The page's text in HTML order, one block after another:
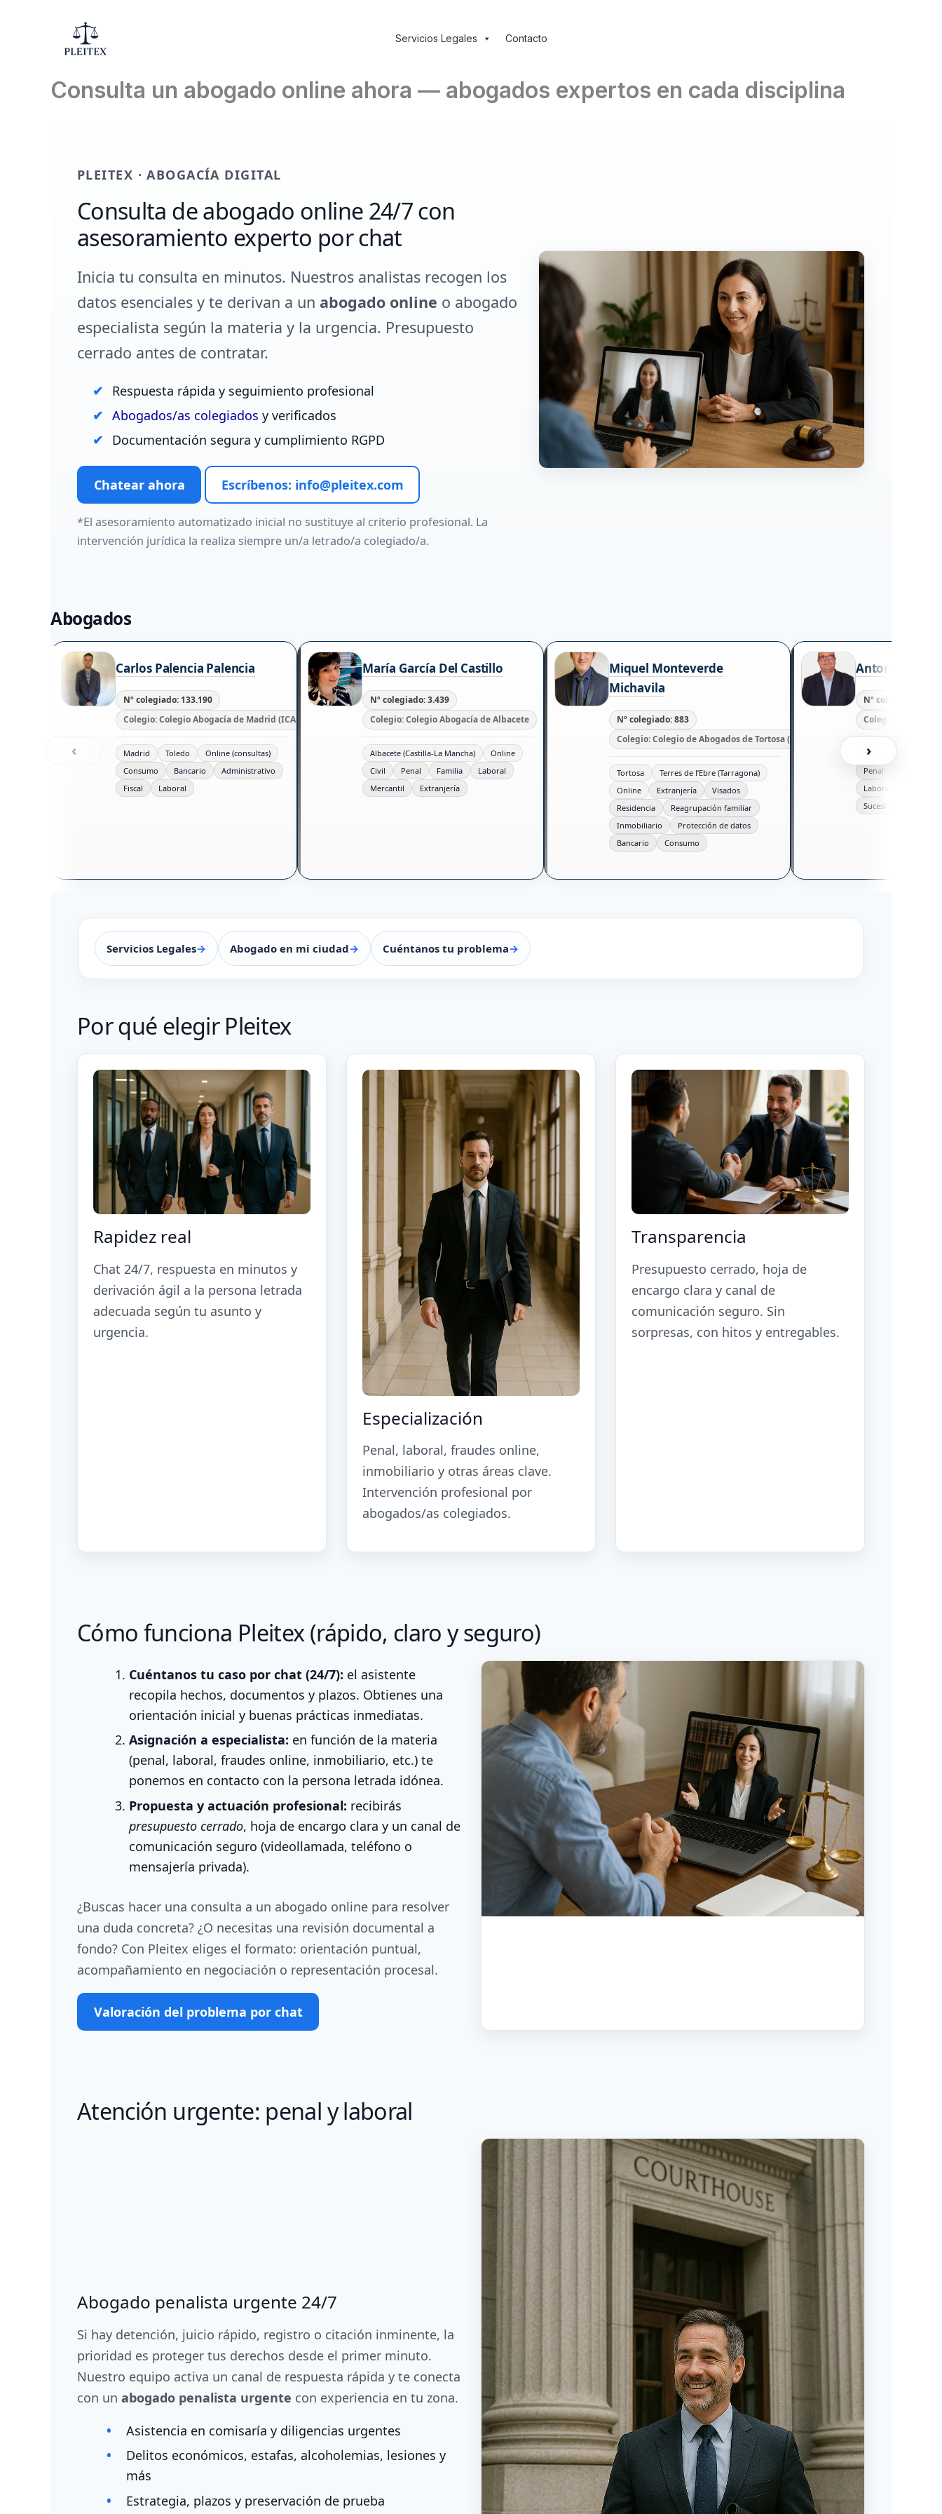
Servicios Legales Contacto
Consulta un abogado online ahora — abogados expertos en cada disciplina
PLEITEX · ABOGACÍA DIGITAL
Consulta de abogado online 24/7 con
asesoramiento experto por chat
Inicia tu consulta en minutos. Nuestros analistas recogen los
datos esenciales y te derivan a un abogado online o abogado
especialista según la materia y la urgencia. Presupuesto
cerrado antes de contratar.
Respuesta rápida y seguimiento profesional
Abogados/as colegiados y verificados
Documentación segura y cumplimiento RGPD
Chatear ahora Escríbenos: info@pleitex.com
*El asesoramiento automatizado inicial no sustituye al criterio profesional. La
intervención jurídica la realiza siempre un/a letrado/a colegiado/a.
Abogados
‹
Carlos Palencia Palencia
Nº colegiado: 133.190
Colegio: Colegio Abogacía de Madrid (ICAM)
Madrid Toledo
Online (consultas)
Consumo
Bancario
Administrativo
Fiscal
Laboral
María García Del Castillo
Nº colegiado: 3.439
Colegio: Colegio Abogacía de Albacete
Albacete (Castilla-La Mancha)
Online
Civil
Penal Familia
Laboral
Mercantil
Extranjería
Miquel Monteverde
Michavila
Nº colegiado: 883
Colegio: Colegio de Abogados de Tortosa (ICAATOR)
Tortosa
Terres de l’Ebre (Tarragona)
Online
Extranjería
Visados
Residencia
Reagrupación familiar
Inmobiliario
Protección de datos
Bancario
Consumo
Antonio Ruiz
Nº colegiado:
Colegio: Colegio
Madrid
Penal
Laboral
Sucesiones
›
Servicios Legales Abogado en mi ciudad Cuéntanos tu problema
Por qué elegir Pleitex
Rapidez real
Chat 24/7, respuesta en minutos y
derivación ágil a la persona letrada
adecuada según tu asunto y
urgencia.
Especialización
Penal, laboral, fraudes online,
inmobiliario y otras áreas clave.
Intervención profesional por
abogados/as colegiados.
Transparencia
Presupuesto cerrado, hoja de
encargo clara y canal de
comunicación seguro. Sin
sorpresas, con hitos y entregables.
Cómo funciona Pleitex (rápido, claro y seguro)
Cuéntanos tu caso por chat (24/7): el asistente
recopila hechos, documentos y plazos. Obtienes una
orientación inicial y buenas prácticas inmediatas.
Asignación a especialista: en función de la materia
(penal, laboral, fraudes online, inmobiliario, etc.) te
ponemos en contacto con la persona letrada idónea.
Propuesta y actuación profesional: recibirás
presupuesto cerrado, hoja de encargo clara y un canal de
comunicación seguro (videollamada, teléfono o
mensajería privada).
¿Buscas hacer una consulta a un abogado online para resolver
una duda concreta? ¿O necesitas una revisión documental a
fondo? Con Pleitex eliges el formato: orientación puntual,
acompañamiento en negociación o representación procesal.
Valoración del problema por chat
Atención urgente: penal y laboral
Abogado penalista urgente 24/7
Si hay detención, juicio rápido, registro o citación inminente, la
prioridad es proteger tus derechos desde el primer minuto.
Nuestro equipo activa un canal de respuesta rápida y te conecta
con un abogado penalista urgente con experiencia en tu zona.
Asistencia en comisaría y diligencias urgentes
Delitos económicos, estafas, alcoholemias, lesiones y
más
Estrategia, plazos y preservación de prueba